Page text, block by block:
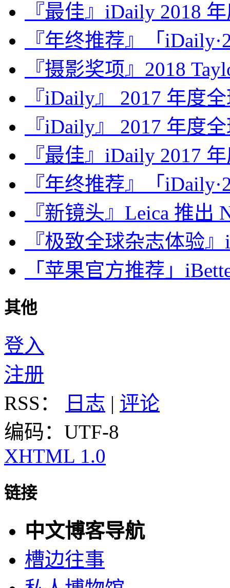
『最佳』iDaily 2018
『年终推荐』「
『摄影奖项』2018
『iDaily』 2017 年度
『iDaily』 2017 年度
『最佳』iDaily 2017
『年终推荐』「
『新镜头』Leica 推出
『极致全球杂志体验
「苹果官方推荐」
其他
登入
注册
RSS：
日志 | 评论
编码：UTF-8
XHTML 1.0
链接
中文博客导航
槽边往事